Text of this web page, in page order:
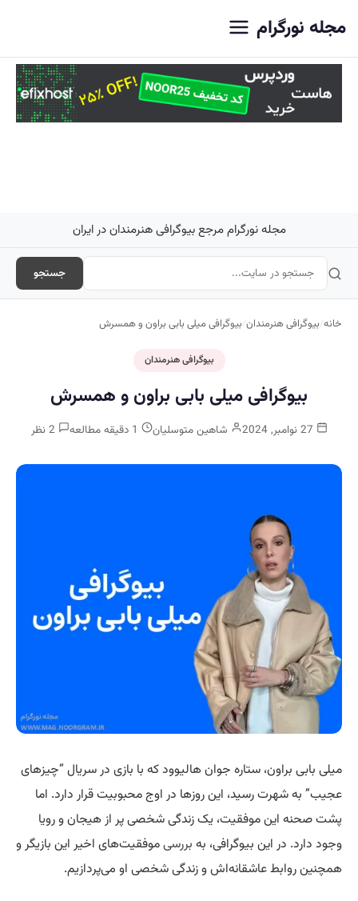
مجله نورگرام
مجله نورگرام مرجع بیوگرافی هنرمندان در ایران
جستجو
خانه/بیوگرافی هنرمندان/بیوگرافی میلی بابی براون و همسرش
بیوگرافی هنرمندان
بیوگرافی میلی بابی براون و همسرش
شاهین متوسلیان
میلی بابی براون، ستاره جوان هالیوود که با بازی در سریال “چیزهای
عجیب” به شهرت رسید، این روزها در اوج محبوبیت قرار دارد. اما
پشت صحنه این موفقیت، یک زندگی شخصی پر از هیجان و رویا
وجود دارد. در این بیوگرافی، به بررسیموفقیت‌های اخیر این بازیگر و
همچنین روابط عاشقانه‌اش و زندگی شخصی او می‌پردازیم.